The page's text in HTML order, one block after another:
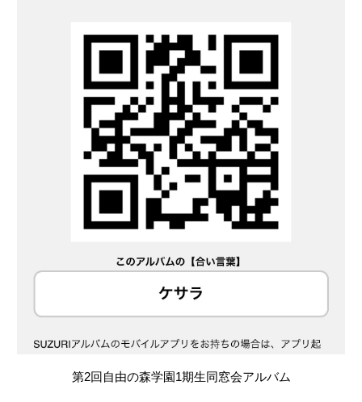
第2回自由の森学園1期生同窓会アルバム